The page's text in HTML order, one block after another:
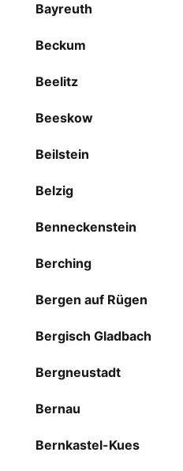
Bayreuth
Beckum
Beelitz
Beeskow
Beilstein
Belzig
Benneckenstein
Berching
Bergen auf Rügen
Bergisch Gladbach
Bergneustadt
Bernau
Bernkastel-Kues